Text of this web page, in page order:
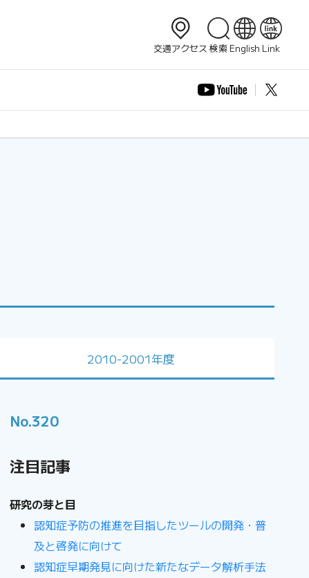
交通アクセス 検索 English Link
2010-2001年度
No.320
注目記事
研究の芽と目
認知症予防の推進を目指したツールの開発・普
及と啓発に向けて
認知症早期発見に向けた新たなデータ解析手法